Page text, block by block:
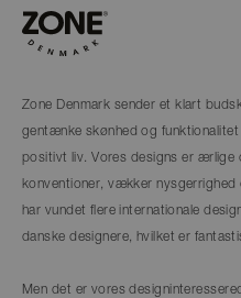
Zone Denmark sender et klart
gentænke skønhed og
positivt liv. Vores designs er ærlige
konventioner, vækker nysgerrighed
har vundet flere internationale
danske designere, hvilket er
Men det er vores